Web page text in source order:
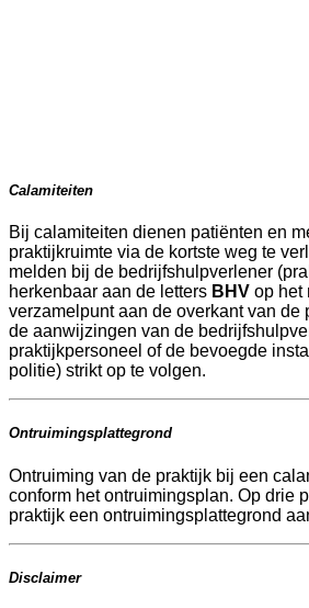
Calamiteiten
Bij calamiteiten dienen patiënten en
praktijkruimte via de kortste weg te
melden bij de bedrijfshulpverlener
herkenbaar aan de letters BHV op het
verzamelpunt aan de overkant van de
de aanwijzingen van de
praktijkpersoneel of de bevoegde
politie) strikt op te volgen.
Ontruimingsplattegrond
Ontruiming van de praktijk bij een
conform het ontruimingsplan. Op drie
praktijk een ontruimingsplattegrond
Disclaimer